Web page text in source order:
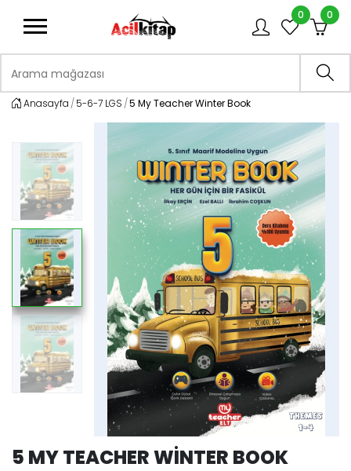
0 0
Anasayfa 5-6-7 LGS 5 My Teacher Winter Book
5 MY TEACHER WINTER BOOK